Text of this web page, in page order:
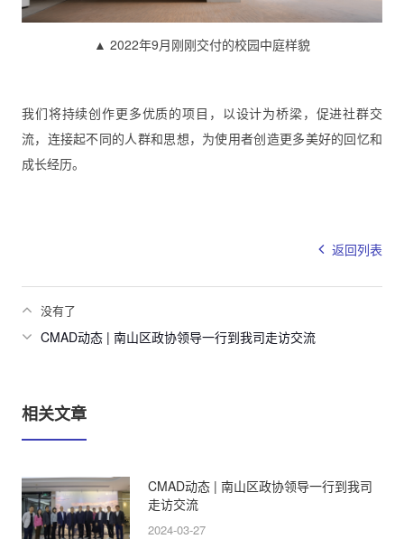
▲ 2022年9月刚刚交付的校园中庭样貌
我们将持续创作更多优质的项目，以设计为桥梁，促进社群交
流，连接起不同的人群和思想，为使用者创造更多美好的回忆和
成长经历。
返回列表
没有了
CMAD动态 | 南山区政协领导一行到我司走访交流
相关文章
CMAD动态 | 南山区政协领导一行到我司
走访交流
2024-03-27